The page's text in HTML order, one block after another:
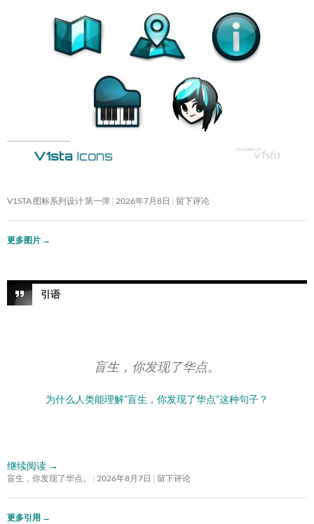
V1STA 图标系列设计 第一弹 2026年7月8日 留下评论
更多图片 →
引语
盲生，你发现了华点。
为什么人类能理解”盲生，你发现了华点”这种句子？
继续阅读 →
盲生，你发现了华点。 2026年8月7日 留下评论
更多引用 →